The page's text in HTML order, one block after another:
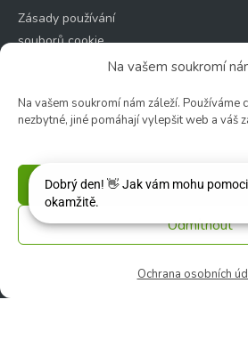
Na vašem soukromí
Na vašem soukromí nám záleží. Používáme
nezbytné, jiné pomáhají vylepšit web a váš
Příjmout
Odmítnout
Ochrana osobních
Zásady používání
souborů cookie
🕑 Pá – So: 9:00 –